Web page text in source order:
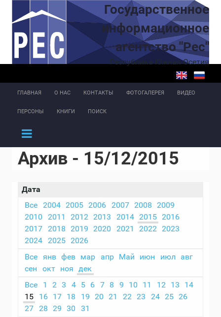
Перейти к основному содержаниюГосударственное
информационное
агентство "Рес"
Республика Южная Осетия
ГЛАВНАЯ О НАС КОНТАКТЫ ФОТОГАЛЕРЕЯ ВИДЕО
ПЕРСОНЫ КНИГИ ПОИСК
Архив - 15/12/2015
Дата
Все
2004 2005 2006 2007 2008
2009
2010
2011 2012 2013 2014 2015 2016
2017
2018 2019 2020 2021 2022 2023
2024
2025
2026
Все янв фев мар апр Май июн июл
авг
сен
окт ноя дек
Все
1 2 3 4 5 6 7 8 9 10 11 12 13
14
15
16 17 18 19 20 21 22 23 24 25 26
27
28 29 30 31